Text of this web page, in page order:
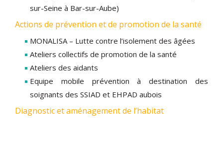
sur-Seine à Bar-sur-Aube)
Actions de prévention et de promotion de la santé
MONALISA – Lutte contre l’isolement des âgées
Ateliers collectifs de promotion de la santé
Ateliers des aidants
Equipe mobile prévention à destination des
soignants des SSIAD et EHPAD aubois
Diagnostic et aménagement de l’habitat